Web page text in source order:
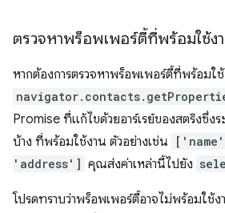
ตรวจหาพร็อพเพอร์ตี้ที่พร้อมใช้ง
หากต้องการตรวจหาพร็อพเพอร์ตี้ที่พร้อมใ
Promise ที่แก้ไขด้วยอาร์เรย์ของสตริงซึ่ง
บ้าง ที่พร้อมใช้งาน ตัวอย่างเช่น
'address'] คุณส่งค่าเหล่านี้ไปยัง
โปรดทราบว่าพร็อพเพอร์ตี้อาจไม่พร้อมใช้